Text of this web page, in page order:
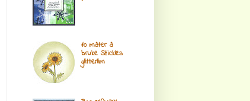
10 måter å
bruke Stickles
glitterlim